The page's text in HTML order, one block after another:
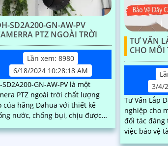
SD2A200-GN-AW-PV
PTZ NGOÀI TRỜI
Lần xem: 8980
6/18/2024 10:28:18 AM
SD2A200-GN-AW-PV là một
PTZ ngoài trời chất lượng
của hãng Dahua với thiết kế
nước, chống bụi, chịu được
khắc nghiệt. Độ phân giải
đèn hồng...
TƯ VẤN
CHO MÔI
3/4/
Tư Vấn Lắp
nghiệp cho
đối tác đáng
việc bảo vệ